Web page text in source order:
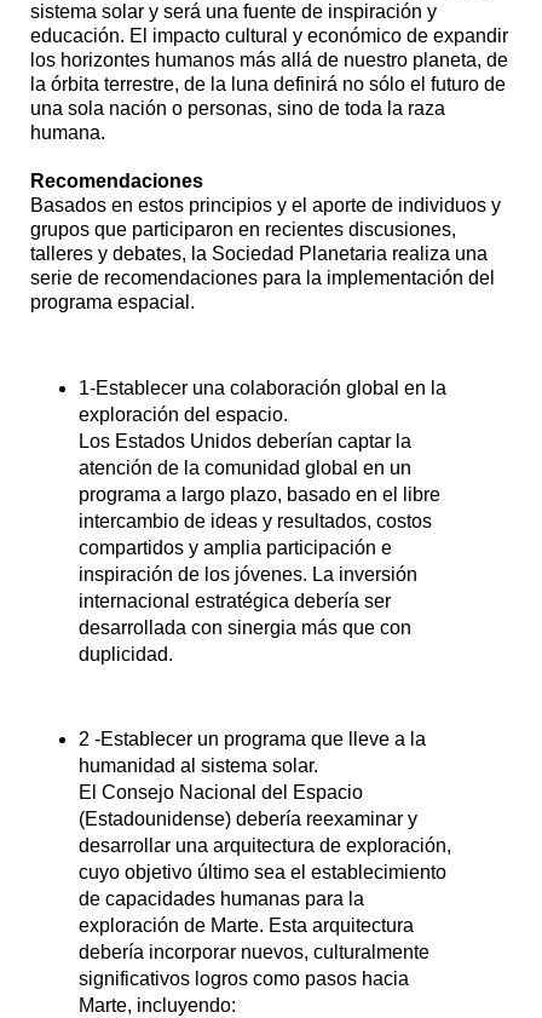
sistema solar y será una fuente de inspiración y
educación. El impacto cultural y económico de expandir
los horizontes humanos más allá de nuestro planeta, de
la órbita terrestre, de la luna definirá no sólo el futuro de
una sola nación o personas, sino de toda la raza
humana.
Recomendaciones
Basados en estos principios y el aporte de individuos y
grupos que participaron en recientes discusiones,
talleres y debates, la Sociedad Planetaria realiza una
serie de recomendaciones para la implementación del
programa espacial.
1-Establecer una colaboración global en la
exploración del espacio.
Los Estados Unidos deberían captar la
atención de la comunidad global en un
programa a largo plazo, basado en el libre
intercambio de ideas y resultados, costos
compartidos y amplia participación e
inspiración de los jóvenes. La inversión
internacional estratégica debería ser
desarrollada con sinergia más que con
duplicidad.
2 -Establecer un programa que lleve a la
humanidad al sistema solar.
El Consejo Nacional del Espacio
(Estadounidense) debería reexaminar y
desarrollar una arquitectura de exploración,
cuyo objetivo último sea el establecimiento
de capacidades humanas para la
exploración de Marte. Esta arquitectura
debería incorporar nuevos, culturalmente
significativos logros como pasos hacia
Marte, incluyendo: